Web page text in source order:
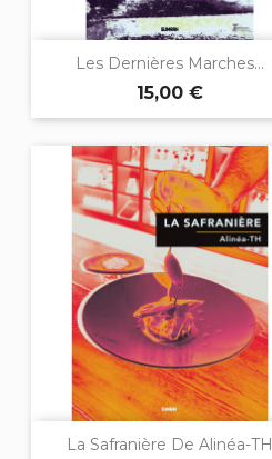
Les Dernières Marches...
15,00 €
La Safranière De Alinéa-TH